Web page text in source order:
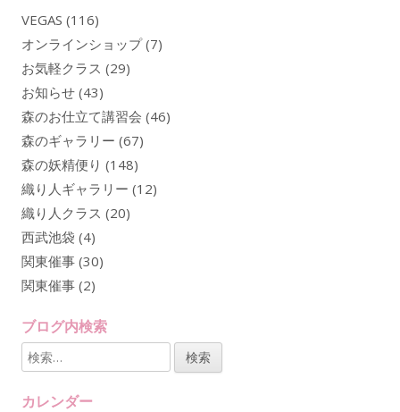
VEGAS (116)
オンラインショップ(7)
お気軽クラス (29)
お知らせ (43)
森のお仕立て講習会 (46)
森のギャラリー (67)
森の妖精便り (148)
織り人ギャラリー (12)
織り人クラス (20)
西武池袋 (4)
関東催事 (30)
関東催事 (2)
ブログ内検索
検
索
:カレンダー